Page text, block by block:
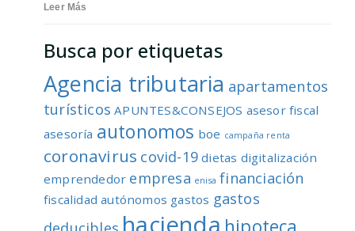
Leer Más
Busca por etiquetas
Agencia tributaria apartamentos
turísticos APUNTES&CONSEJOS asesor fiscal
asesoría autonomos boe campaña renta
coronavirus covid-19 dietas digitalización
emprendedor empresa enisa financiación
fiscalidad autónomos gastos gastos
hacienda